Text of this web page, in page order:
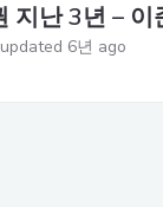
지난 3년 – 이
6년 ago